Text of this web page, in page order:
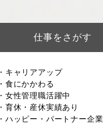
仕事をさがす
・キャリアアップ
・食にかかわる
・女性管理職活躍中
・育休・産休実績あり
・ハッピー・パートナー企業